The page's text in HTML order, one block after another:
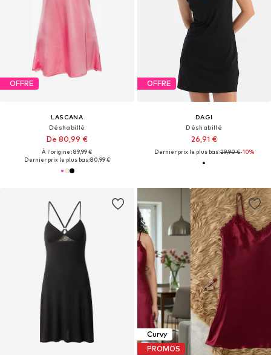
OFFRE
LASCANA
Déshabillé
De 80,99 €
À l'origine : 89,99 €
Dernier prix le plus bas :80,99 €
OFFRE
DAGI
Déshabillé
26,91 €
Dernier prix le plus bas :29,90 €-10%
Curvy
PROMOS